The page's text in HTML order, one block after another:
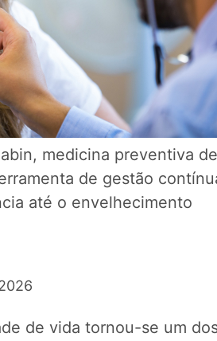
medicina preventiva
de gestão
até o envelhecimento
de vida tornou-se um